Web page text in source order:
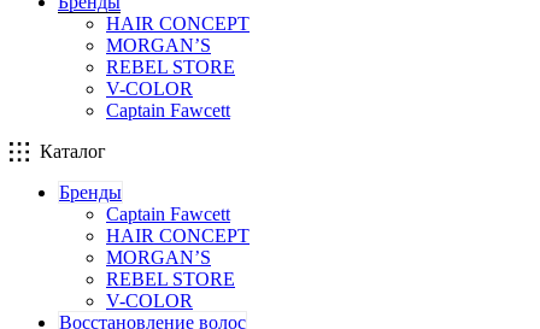
HAIR CONCEPT
MORGAN’S
REBEL STORE
V-COLOR
Captain Fawcett
Каталог
Бренды
Captain Fawcett
HAIR CONCEPT
MORGAN’S
REBEL STORE
V-COLOR
Восстановление волос